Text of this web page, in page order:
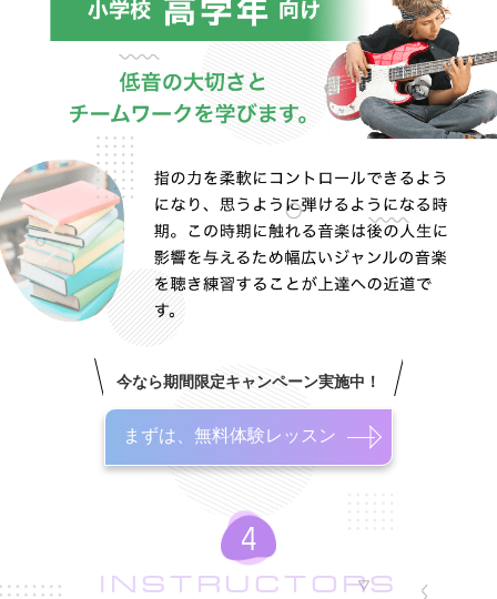
今なら期間限定キャンペーン実施中！
まずは、無料体験レッスン
INSTRUCTORS